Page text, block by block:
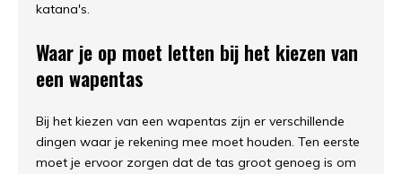
katana's.
Waar je op moet letten bij het kiezen van
een wapentas
Bij het kiezen van een wapentas zijn er verschillende
dingen waar je rekening mee moet houden. Ten eerste
moet je ervoor zorgen dat de tas groot genoeg is om